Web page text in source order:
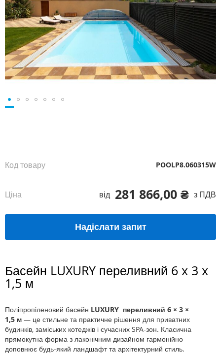
281 866,00 ₴ з ПДВ
Ціна від
Код товару POOLP8.060315W
Надіслати запит
Басейн LUXURY переливний 6 x 3 x
1,5 м
Поліпропіленовий басейн LUXURY переливний 6 × 3 ×
1,5 м — це стильне та практичне рішення для приватних
будинків, заміських котеджів і сучасних SPA-зон. Класична
прямокутна форма з лаконічним дизайном гармонійно
доповнює будь-який ландшафт та архітектурний стиль.